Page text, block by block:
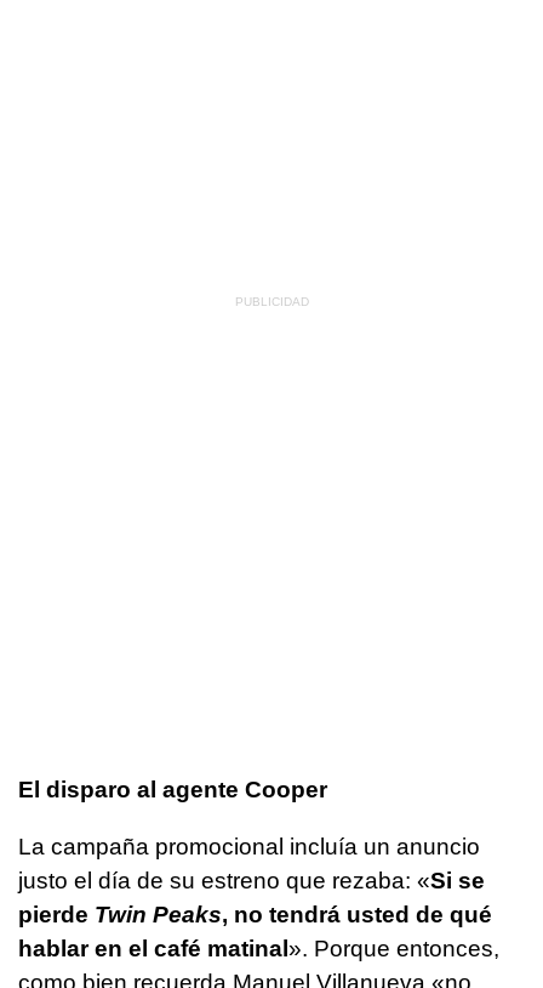
El disparo al agente Cooper
La campaña promocional incluía un anuncio
justo el día de su estreno que rezaba: «Si se
pierde Twin Peaks, no tendrá usted de qué
hablar en el café matinal». Porque entonces,
como bien recuerda Manuel Villanueva «no